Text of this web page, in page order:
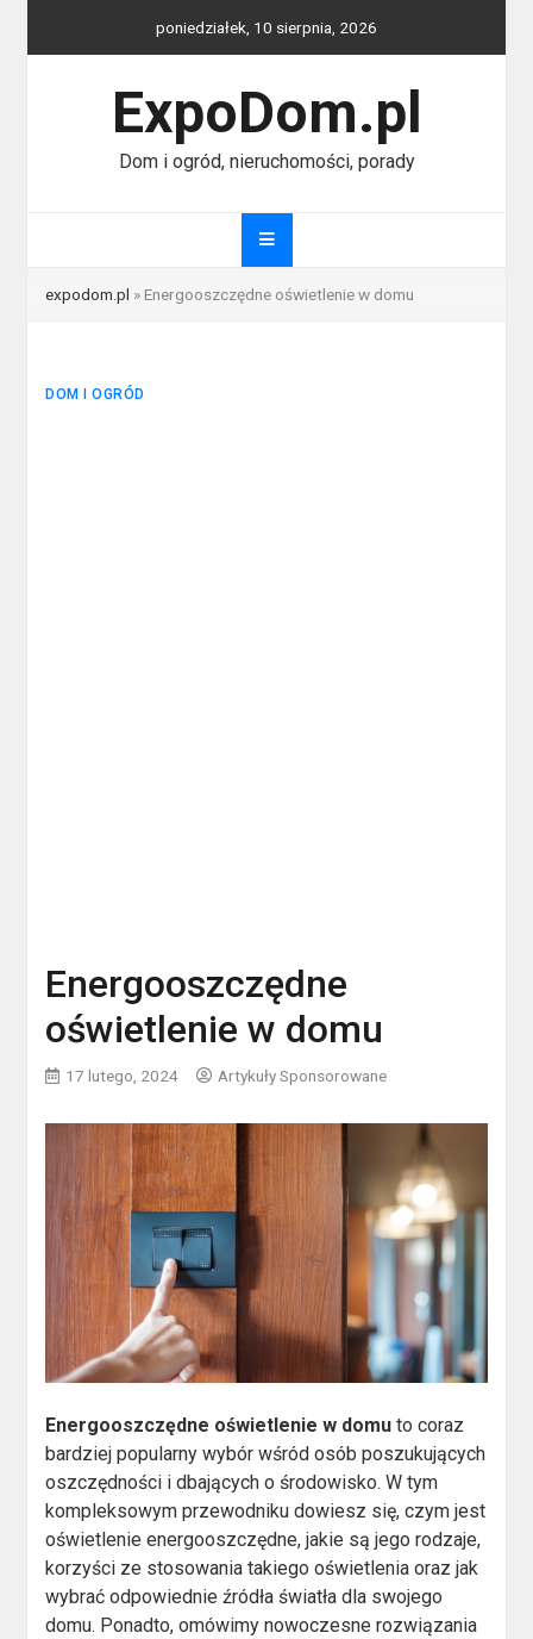
poniedziałek, 10 sierpnia, 2026
ExpoDom.pl
Dom i ogród, nieruchomości, porady
expodom.pl » Energooszczędne oświetlenie w domu
DOM I OGRÓD
Energooszczędne
oświetlenie w domu
17 lutego, 2024 Artykuły Sponsorowane
Energooszczędne oświetlenie w domu to coraz
bardziej popularny wybór wśród osób poszukujących
oszczędności i dbających o środowisko. W tym
kompleksowym przewodniku dowiesz się, czym jest
oświetlenie energooszczędne, jakie są jego rodzaje,
korzyści ze stosowania takiego oświetlenia oraz jak
wybrać odpowiednie źródła światła dla swojego
domu. Ponadto, omówimy nowoczesne rozwiązania